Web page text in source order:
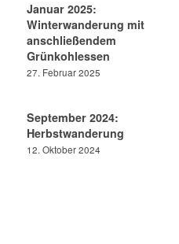
Januar 2025:
Winterwanderung mit
anschließendem
Grünkohlessen
27. Februar 2025
September 2024:
Herbstwanderung
12. Oktober 2024